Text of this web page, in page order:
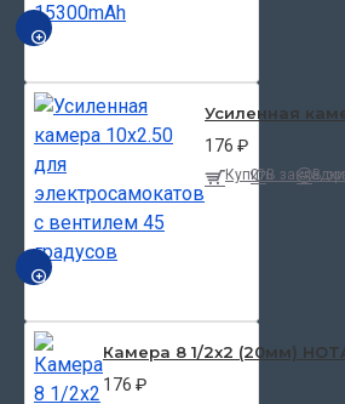
БЫСТРЫЙ ПРОСМОТР
БЫСТРЫЙ ПРОСМОТР
Усиленная
176 ₽
КупитьВ закладки
В
Камера 8 1/2x2 (20мм)
176 ₽